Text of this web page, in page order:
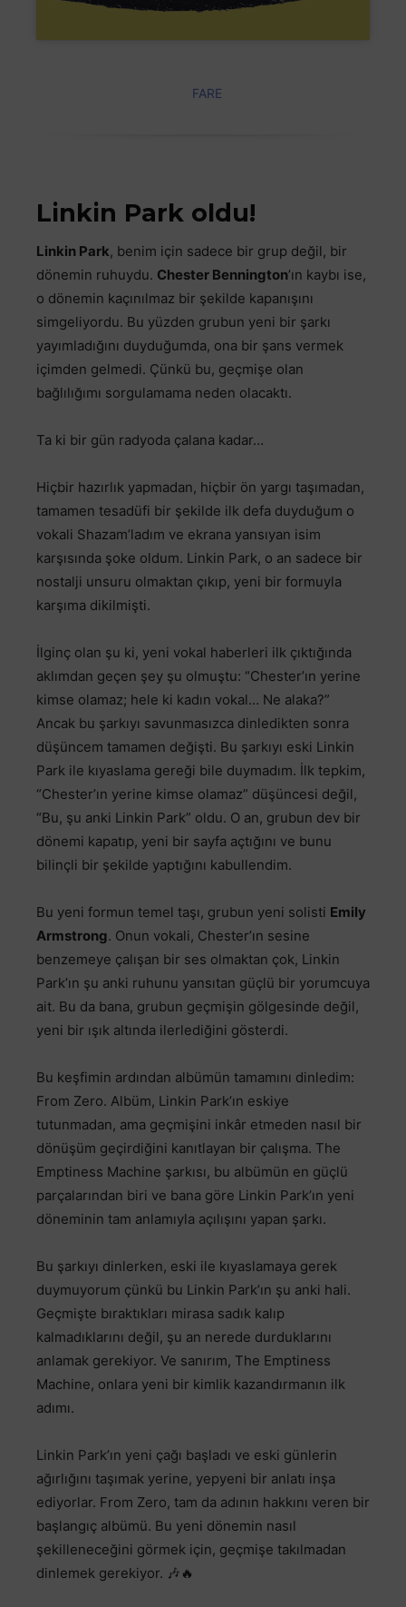
FARE
Linkin Park oldu!
Linkin Park, benim için sadece bir grup değil, bir
dönemin ruhuydu. Chester Bennington’ın kaybı ise,
o dönemin kaçınılmaz bir şekilde kapanışını
simgeliyordu. Bu yüzden grubun yeni bir şarkı
yayımladığını duyduğumda, ona bir şans vermek
içimden gelmedi. Çünkü bu, geçmişe olan
bağlılığımı sorgulamama neden olacaktı.
Ta ki bir gün radyoda çalana kadar…
Hiçbir hazırlık yapmadan, hiçbir ön yargı taşımadan,
tamamen tesadüfi bir şekilde ilk defa duyduğum o
vokali Shazam’ladım ve ekrana yansıyan isim
karşısında şoke oldum. Linkin Park, o an sadece bir
nostalji unsuru olmaktan çıkıp, yeni bir formuyla
karşıma dikilmişti.
İlginç olan şu ki, yeni vokal haberleri ilk çıktığında
aklımdan geçen şey şu olmuştu: “Chester’ın yerine
kimse olamaz; hele ki kadın vokal… Ne alaka?”
Ancak bu şarkıyı savunmasızca dinledikten sonra
düşüncem tamamen değişti. Bu şarkıyı eski Linkin
Park ile kıyaslama gereği bile duymadım. İlk tepkim,
“Chester’ın yerine kimse olamaz” düşüncesi değil,
“Bu, şu anki Linkin Park” oldu. O an, grubun dev bir
dönemi kapatıp, yeni bir sayfa açtığını ve bunu
bilinçli bir şekilde yaptığını kabullendim.
Bu yeni formun temel taşı, grubun yeni solisti Emily
Armstrong. Onun vokali, Chester’ın sesine
benzemeye çalışan bir ses olmaktan çok, Linkin
Park’ın şu anki ruhunu yansıtan güçlü bir yorumcuya
ait. Bu da bana, grubun geçmişin gölgesinde değil,
yeni bir ışık altında ilerlediğini gösterdi.
Bu keşfimin ardından albümün tamamını dinledim:
From Zero. Albüm, Linkin Park’ın eskiye
tutunmadan, ama geçmişini inkâr etmeden nasıl bir
dönüşüm geçirdiğini kanıtlayan bir çalışma. The
Emptiness Machine şarkısı, bu albümün en güçlü
parçalarından biri ve bana göre Linkin Park’ın yeni
döneminin tam anlamıyla açılışını yapan şarkı.
Bu şarkıyı dinlerken, eski ile kıyaslamaya gerek
duymuyorum çünkü bu Linkin Park’ın şu anki hali.
Geçmişte bıraktıkları mirasa sadık kalıp
kalmadıklarını değil, şu an nerede durduklarını
anlamak gerekiyor. Ve sanırım, The Emptiness
Machine, onlara yeni bir kimlik kazandırmanın ilk
adımı.
Linkin Park’ın yeni çağı başladı ve eski günlerin
ağırlığını taşımak yerine, yepyeni bir anlatı inşa
ediyorlar. From Zero, tam da adının hakkını veren bir
başlangıç albümü. Bu yeni dönemin nasıl
şekilleneceğini görmek için, geçmişe takılmadan
dinlemek gerekiyor. 🎶🔥